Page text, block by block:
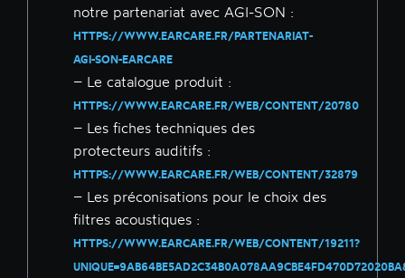
notre partenariat avec AGI-SON :
HTTPS://WWW.EARCARE.FR/PARTENARIAT-
AGI-SON-EARCARE
– Le catalogue produit :
HTTPS://WWW.EARCARE.FR/WEB/CONTENT/20780
– Les fiches techniques des
protecteurs auditifs :
HTTPS://WWW.EARCARE.FR/WEB/CONTENT/32879
– Les préconisations pour le choix des
filtres acoustiques :
HTTPS://WWW.EARCARE.FR/WEB/CONTENT/19211?